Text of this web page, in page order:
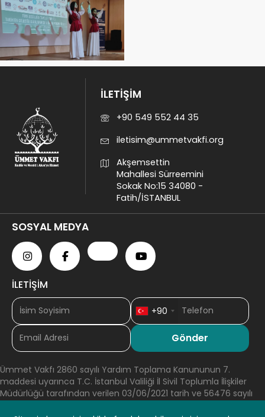
İLETİŞİM
+90 549 552 44 35
iletisim@ummetvakfi.org
Akşemsettin
Mahallesi Sürreemini
Sokak No:15 34080 -
Fatih/İSTANBUL
SOSYAL MEDYA
İLETİŞİM
+90
Ümmet Vakfı 2860 sayılı Yardım Toplama Kanununun 7.
maddesi uyarınca T.C. İstanbul Valiliği İl Sivil Toplumla İlişkiler
Müdürlüğü tarafından verilen 03/06/2021 tarih ve 56476 sayılı